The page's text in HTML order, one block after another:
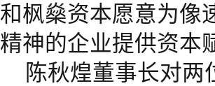
和枫燊资本愿意为像
精神的企业提供资本
陈秋煌董事长对